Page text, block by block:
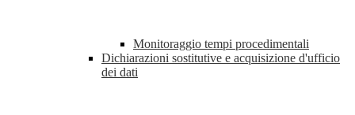
Monitoraggio tempi procedimentali
Dichiarazioni sostitutive e acquisizione d'ufficio
dei dati